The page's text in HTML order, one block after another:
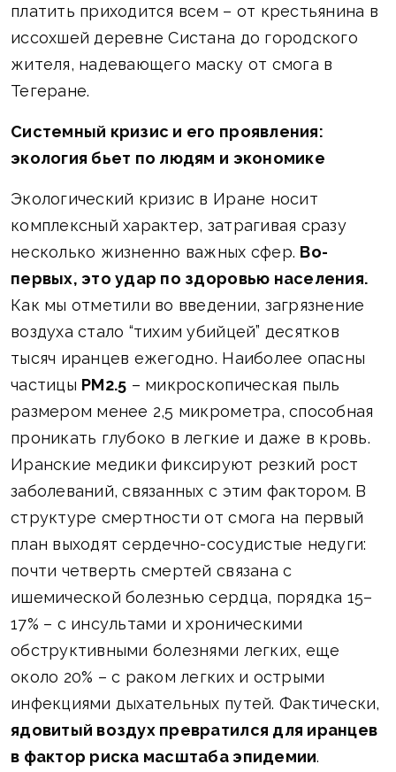
платить приходится всем – от крестьянина в
иссохшей деревне Систана до городского
жителя, надевающего маску от смога в
Тегеране.
Системный кризис и его проявления:
экология бьет по людям и экономике
Экологический кризис в Иране носит
комплексный характер, затрагивая сразу
несколько жизненно важных сфер. Во-
первых, это удар по здоровью населения.
Как мы отметили во введении, загрязнение
воздуха стало “тихим убийцей” десятков
тысяч иранцев ежегодно. Наиболее опасны
частицы PM2.5 – микроскопическая пыль
размером менее 2,5 микрометра, способная
проникать глубоко в легкие и даже в кровь.
Иранские медики фиксируют резкий рост
заболеваний, связанных с этим фактором. В
структуре смертности от смога на первый
план выходят сердечно-сосудистые недуги:
почти четверть смертей связана с
ишемической болезнью сердца, порядка 15–
17% – с инсультами и хроническими
обструктивными болезнями легких, еще
около 20% – с раком легких и острыми
инфекциями дыхательных путей. Фактически,
ядовитый воздух превратился для иранцев
в фактор риска масштаба эпидемии.